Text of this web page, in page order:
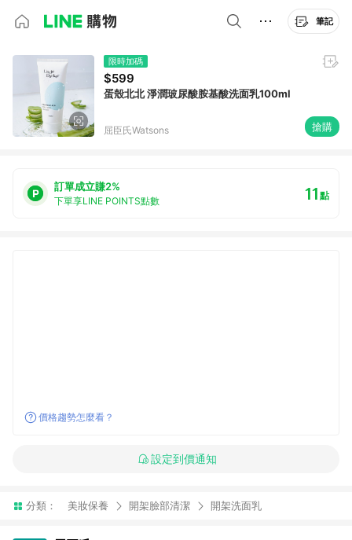
筆記
限時加碼
$599
蛋殼北北 淨潤玻尿酸胺基酸洗面乳100ml
屈臣氏Watsons 搶購
訂單成立賺2%
下單享LINE POINTS點數 11點
價格趨勢怎麼看？
設定到價通知
分類： 美妝保養 開架臉部清潔 開架洗面乳